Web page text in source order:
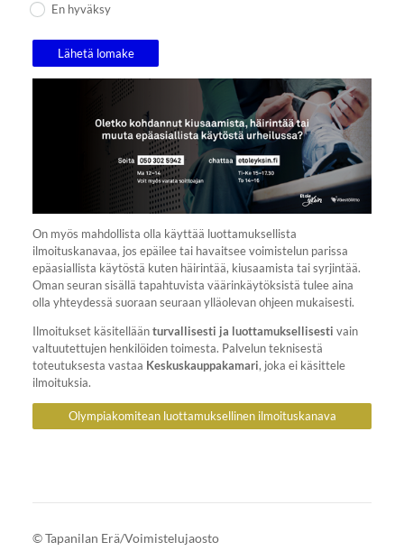
En hyväksy
Lähetä lomake
On myös mahdollista olla käyttää luottamuksellista
ilmoituskanavaa, jos epäilee tai havaitsee voimistelun parissa
epäasiallista käytöstä kuten häirintää, kiusaamista tai syrjintää.
Oman seuran sisällä tapahtuvista väärinkäytöksistä tulee aina
olla yhteydessä suoraan seuraan ylläolevan ohjeen mukaisesti.
Ilmoitukset käsitelläänturvallisesti ja luottamuksellisesti vain
valtuutettujen henkilöiden toimesta. Palvelun teknisestä
toteutuksesta vastaa Keskuskauppakamari, joka ei käsittele
ilmoituksia.
Olympiakomitean luottamuksellinen ilmoituskanava
©Tapanilan Erä/Voimistelujaosto